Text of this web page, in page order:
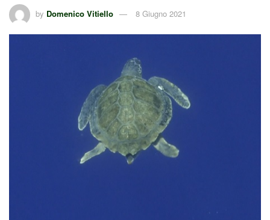
by Domenico Vitiello 8 Giugno 2021